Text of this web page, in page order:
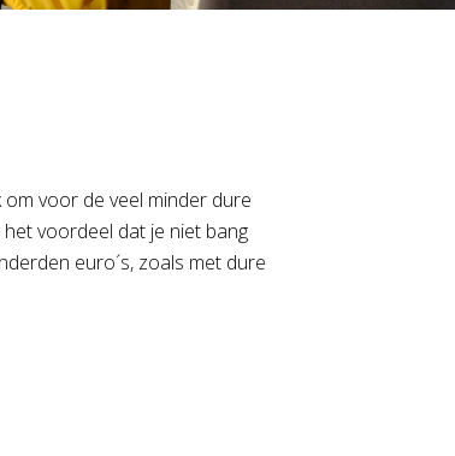
voor de veel minder dure
voordeel dat je niet bang
euro´s, zoals met dure